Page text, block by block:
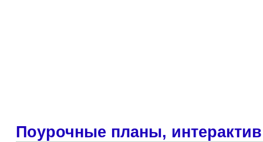
Поурочные планы, интерактив